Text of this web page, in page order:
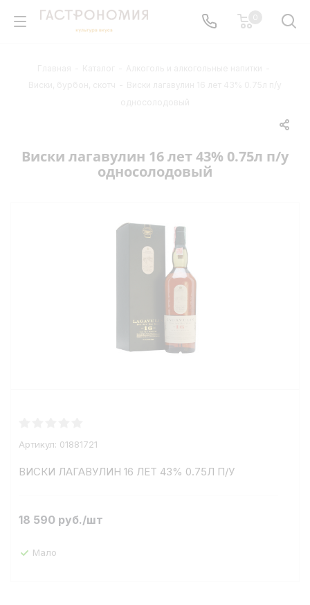
Виски лагавулин 16 лет 43% 0.75л п/у
односолодовый
Артикул: 01881721
ВИСКИ ЛАГАВУЛИН 16 ЛЕТ 43% 0.75Л П/У
18 590 руб./шт
Мало